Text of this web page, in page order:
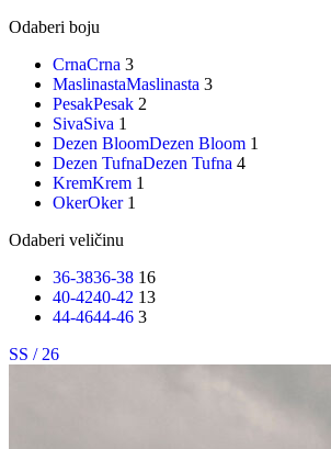
Odaberi boju
CrnaCrna 3
MaslinastaMaslinasta 3
PesakPesak 2
SivaSiva 1
Dezen BloomDezen Bloom 1
Dezen TufnaDezen Tufna 4
KremKrem 1
OkerOker 1
Odaberi veličinu
36-3836-38 16
40-4240-42 13
44-4644-46 3
SS / 26